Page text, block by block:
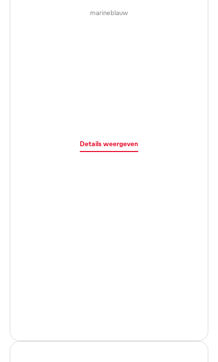
marineblauw
Details weergeven